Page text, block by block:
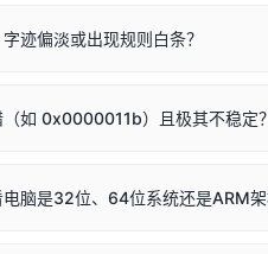
同一个官方驱动包）：
516、518等属于同系列，官方驱
等属于同系列，官方驱动名
掀开扫描仪盖板，原稿朝下放置
本身存在硬件故障。重装驱动无法
印机」菜单，检查并取消勾选「
一键修复教程
迹偏淡或出现规则白条？
机可能碳粉耗尽、硒鼓寿命终结
如 0x0000011b）且极其不稳定？
支持WiFi/无线或有线网络打印
脑是32位、64位系统还是ARM架